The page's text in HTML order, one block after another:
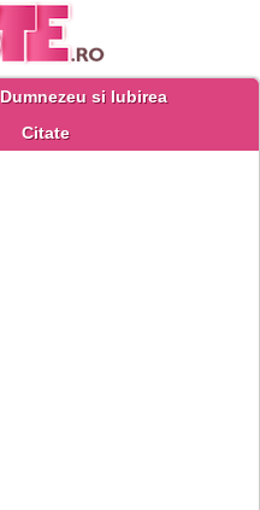
Dumnezeu si Iubirea
Citate